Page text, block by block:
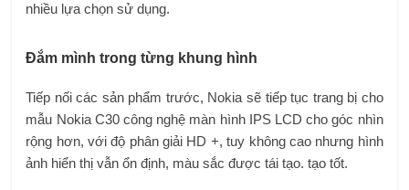
nhiều lựa chọn sử dụng.
Đắm mình trong từng khung hình
Tiếp nối các sản phẩm trước, Nokia sẽ tiếp tục trang bị cho
mẫu Nokia C30 công nghệ màn hình IPS LCD cho góc nhìn
rộng hơn, với độ phân giải HD +, tuy không cao nhưng hình
ảnh hiển thị vẫn ổn định, màu sắc được tái tạo. tạo tốt.